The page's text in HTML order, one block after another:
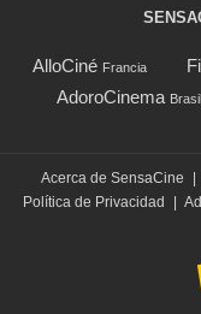
AlloCiné Francia
AdoroCinema Brasil
Acerca de SensaCine
Política de Privacidad